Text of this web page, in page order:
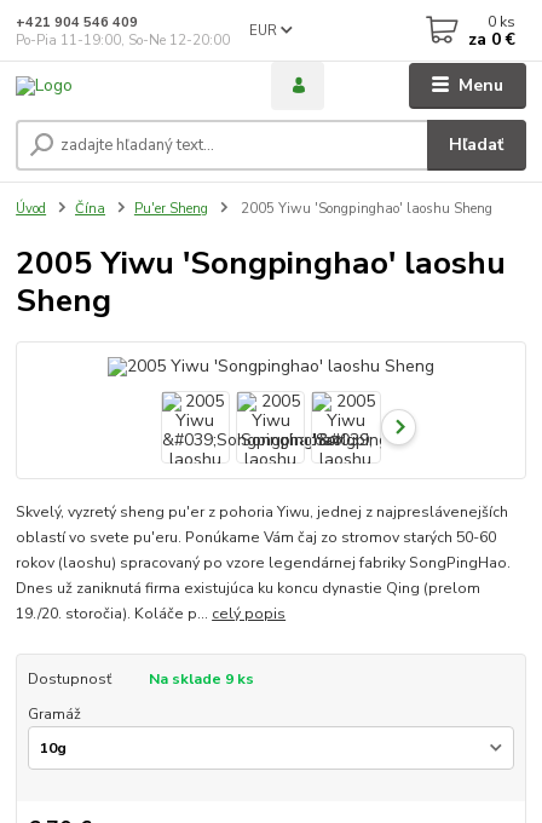
Menu
EUR
Hľadať
+421 904 546 409
Po-Pia 11-19:00, So-Ne 12-20:00
0 ks
za 0 €
Úvod Čína Pu'er Sheng 2005 Yiwu 'Songpinghao' laoshu Sheng
2005 Yiwu 'Songpinghao' laoshu
Sheng
Skvelý, vyzretý sheng pu'er z pohoria Yiwu, jednej z najpreslávenejších
oblastí vo svete pu'eru. Ponúkame Vám čaj zo stromov starých 50-60
rokov (laoshu) spracovaný po vzore legendárnej fabriky SongPingHao.
Dnes už zaniknutá firma existujúca ku koncu dynastie Qing (prelom
19./20. storočia). Koláče p... celý popis
Dostupnosť
Na sklade 9 ks
Gramáž